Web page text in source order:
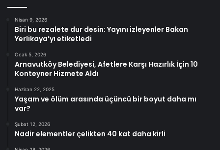
Nisan 9, 2026
Biri bu rezalete dur desin: Yayını izleyenler Bakan
Yerlikaya’yı etiketledi
Ocak 5, 2026
Arnavutköy Belediyesi, Afetlere Karşı Hazırlık İçin 10
Konteyner Hizmete Aldı
Haziran 22, 2025
Yaşam ve ölüm arasında üçüncü bir boyut daha mı
var?
Şubat 12, 2026
Nadir elementler çelikten 40 kat daha kirli